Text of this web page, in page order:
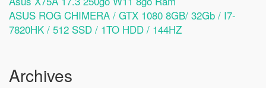
ASUS ROG CHIMERA / GTX 1080 8GB/ 32Gb / I7-
7820HK / 512 SSD / 1TO HDD / 144HZ
Archives